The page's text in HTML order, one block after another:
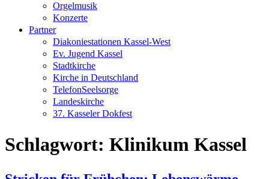
Orgelmusik
Konzerte
Partner
Diakoniestationen Kassel-West
Ev. Jugend Kassel
Stadtkirche
Kirche in Deutschland
TelefonSeelsorge
Landeskirche
37. Kasseler Dokfest
Schlagwort: Klinikum Kassel